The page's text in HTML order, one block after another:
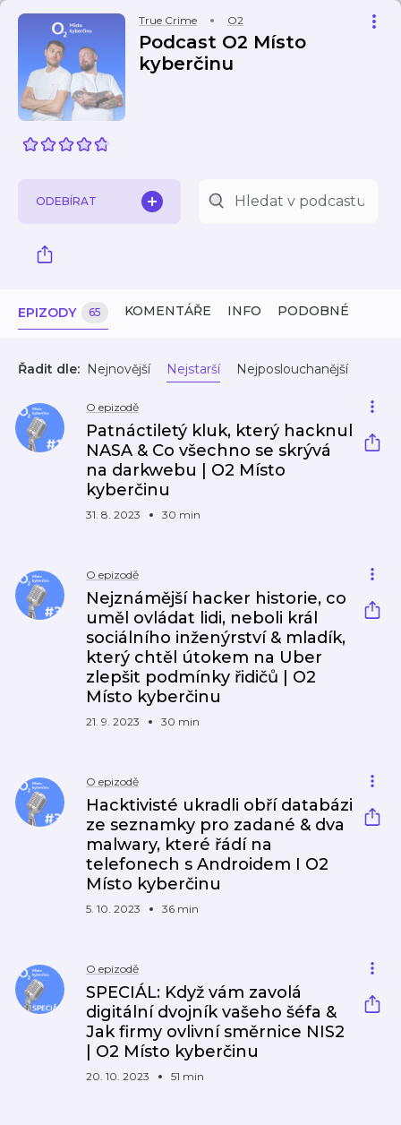
True Crime O2
Podcast O2 Místo
kyberčinu
ODEBÍRAT
EPIZODY 65 KOMENTÁŘE INFO PODOBNÉ
Řadit dle: Nejnovější Nejstarší Nejposlouchanější
O epizodě
Patnáctiletý kluk, který hacknul
NASA & Co všechno se skrývá
na darkwebu | O2 Místo
kyberčinu
31. 8. 2023 30 min
O epizodě
Nejznámější hacker historie, co
uměl ovládat lidi, neboli král
sociálního inženýrství & mladík,
který chtěl útokem na Uber
zlepšit podmínky řidičů | O2
Místo kyberčinu
21. 9. 2023 30 min
O epizodě
Hacktivisté ukradli obří databázi
ze seznamky pro zadané & dva
malwary, které řádí na
telefonech s Androidem I O2
Místo kyberčinu
5. 10. 2023 36 min
O epizodě
SPECIÁL: Když vám zavolá
digitální dvojník vašeho šéfa &
Jak firmy ovlivní směrnice NIS2
| O2 Místo kyberčinu
20. 10. 2023 51 min